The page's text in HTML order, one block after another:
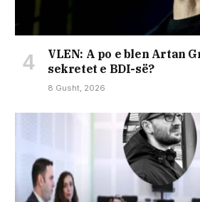
VLEN: A po e blen Artan
sekretet e BDI-së?
8 Gusht, 2026